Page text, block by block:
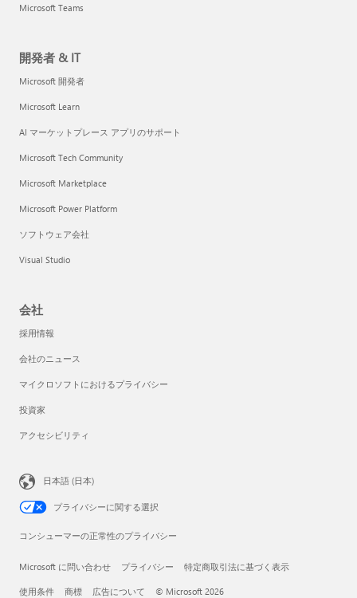
Microsoft Teams
開発者 & IT
Microsoft 開発者
Microsoft Learn
AI マーケットプレース アプリのサポート
Microsoft Tech Community
Microsoft Marketplace
Microsoft Power Platform
ソフトウェア会社
Visual Studio
会社
採用情報
会社のニュース
マイクロソフトにおけるプライバシー
投資家
アクセシビリティ
日本語 (日本)
プライバシーに関する選択
コンシューマーの正常性のプライバシー
Microsoft に問い合わせ プライバシー 特定商取引法に基づく表示
使用条件 商標 広告について © Microsoft 2026